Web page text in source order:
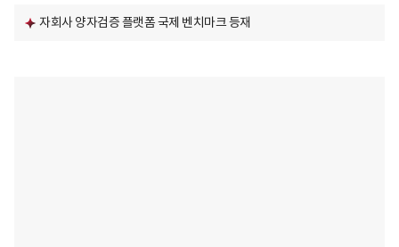
자회사 양자검증 플랫폼 국제 벤치마크 등재